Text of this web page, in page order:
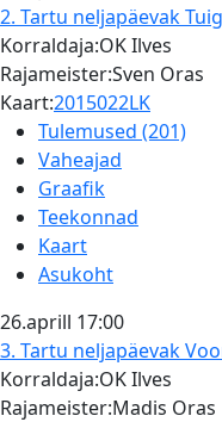
2. Tartu neljapäevak
Korraldaja:OK Ilves
Rajameister:Sven Oras
Kaart:2015022LK
Tulemused (201)
Vaheajad
Graafik
Teekonnad
Kaart
Asukoht
26.aprill 17:00
3. Tartu neljapäevak
Korraldaja:OK Ilves
Rajameister:Madis Oras